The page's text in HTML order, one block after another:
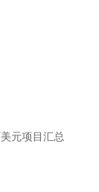
元项目汇总